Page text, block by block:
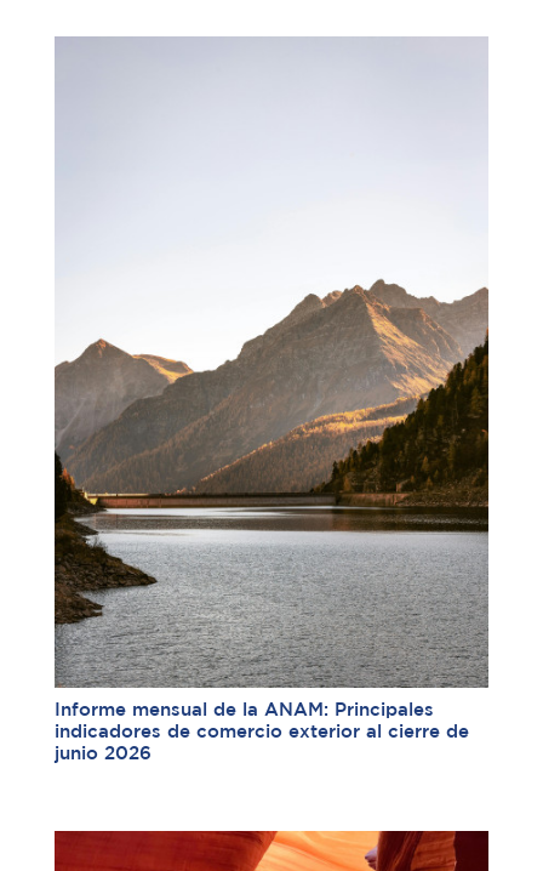
Informe mensual de la ANAM: Principales
indicadores de comercio exterior al cierre de
junio 2026